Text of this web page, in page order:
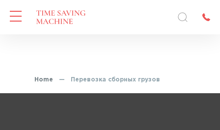
Home — Перевозка сборных грузов